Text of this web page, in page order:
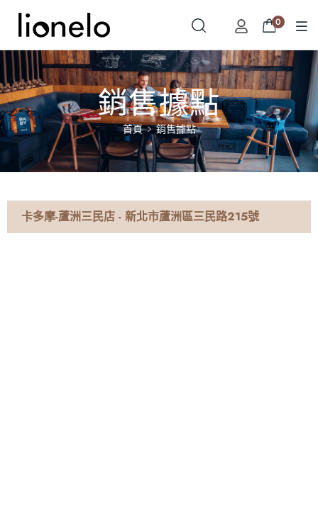
0
銷售據點
首頁 銷售據點
卡多摩-蘆洲三民店 - 新北市蘆洲區三民路215號